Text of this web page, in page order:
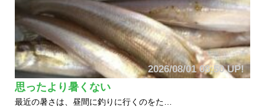
2026/08/01 08:50 UP!
思ったより暑くない
最近の暑さは、昼間に釣りに行くのをた…